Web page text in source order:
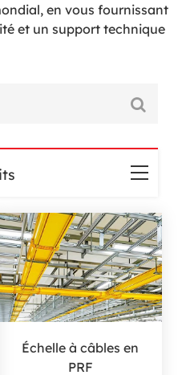
en vous fournissant
et un support technique
Échelle à câbles en
PRF